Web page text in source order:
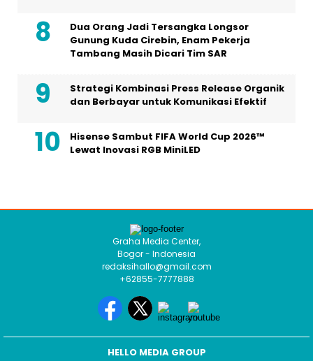
Dua Orang Jadi Tersangka Longsor
Gunung Kuda Cirebin, Enam Pekerja
Tambang Masih Dicari Tim SAR
Strategi Kombinasi Press Release Organik
dan Berbayar untuk Komunikasi Efektif
Hisense Sambut FIFA World Cup 2026™
Lewat Inovasi RGB MiniLED
Graha Media Center,
Bogor - Indonesia
redaksihallo@gmail.com
+62855-7777888
HELLO MEDIA GROUP